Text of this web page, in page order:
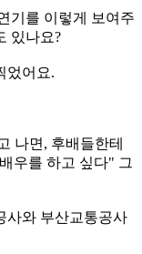
기를 이렇게 보여주
있나요?
었어요.
나면, 후배들한테
우를 하고 싶다" 그
사와 부산교통공사